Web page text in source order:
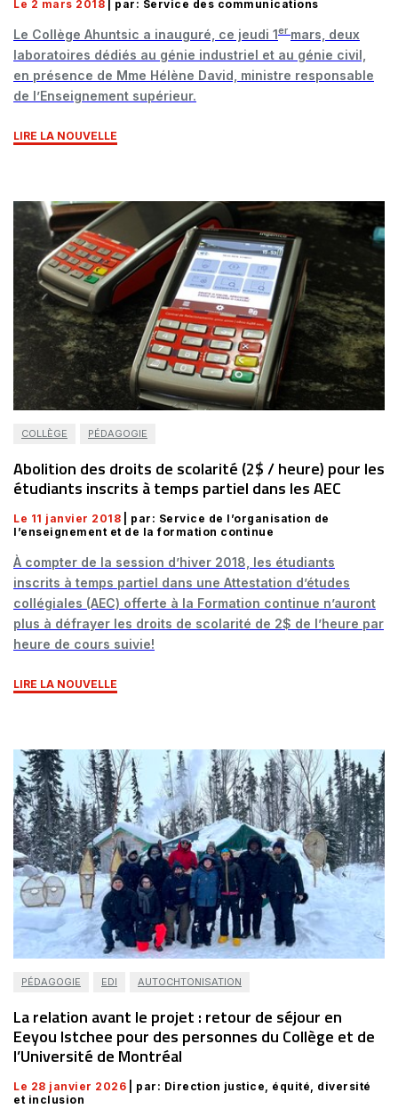
Le 2 mars 2018 | par: Service des communications
Le Collège Ahuntsic a inauguré, ce jeudi 1er mars, deux
laboratoires dédiés au génie industriel et au génie civil,
en présence de Mme Hélène David, ministre responsable
de l’Enseignement supérieur.
LIRE LA NOUVELLE
COLLÈGE PÉDAGOGIE
Abolition des droits de scolarité (2$ / heure) pour les
étudiants inscrits à temps partiel dans les AEC
Le 11 janvier 2018
| par: Service de l’organisation de
l’enseignement et de la formation continue
À compter de la session d’hiver 2018, les étudiants
inscrits à temps partiel dans une Attestation d’études
collégiales (AEC) offerte à la Formation continue n’auront
plus à défrayer les droits de scolarité de 2$ de l’heure par
heure de cours suivie!
LIRE LA NOUVELLE
PÉDAGOGIE EDI AUTOCHTONISATION
La relation avant le projet : retour de séjour en
Eeyou Istchee pour des personnes du Collège et de
l’Université de Montréal
Le 28 janvier 2026
| par: Direction justice, équité, diversité
et inclusion